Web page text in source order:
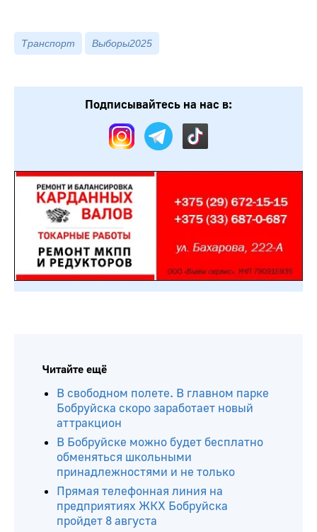
Транспорт Выборы2025
Подписывайтесь на нас в:
Читайте ещё
В свободном полете. В главном парке
Бобруйска скоро заработает новый
аттракцион
В Бобруйске можно будет бесплатно
обменяться школьными
принадлежностями и не только
Прямая телефонная линия на
предприятиях ЖКХ Бобруйска
пройдет 8 августа